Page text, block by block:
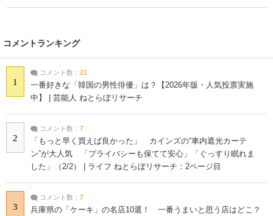
コメントランキング
1
コメント数： 21
一番好きな「韓国の男性俳優」は？【2026年版・人気投票実施
中】 | 芸能人 ねとらぼリサーチ
2
コメント数： 7
「もっと早く買えば良かった」 カインズの“車内遮光カーテ
ン”が大人気 「プライバシーも保てて安心」「ぐっすり眠れま
した」（2/2） | ライフ ねとらぼリサーチ：2ページ目
3
コメント数： 7
兵庫県の「ケーキ」の名店10選！ 一番うまいと思う店はどこ？